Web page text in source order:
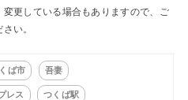
更している場合もありますので、ご
い。
ば市 吾妻
レス つくば駅